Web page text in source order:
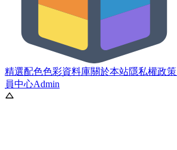
精選配色色彩資料庫關於本站隱私權政策
員中心Admin